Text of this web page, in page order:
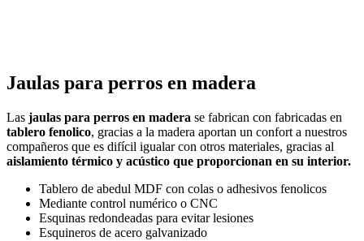
Jaulas para perros en madera
Las jaulas para perros en madera se fabrican con fabricadas en
tablero fenolico, gracias a la madera aportan un confort a nuestros
compañeros que es difícil igualar con otros materiales, gracias al
aislamiento térmico y acústico que proporcionan en su interior.
Tablero de abedul MDF con colas o adhesivos fenolicos
Mediante control numérico o CNC
Esquinas redondeadas para evitar lesiones
Esquineros de acero galvanizado